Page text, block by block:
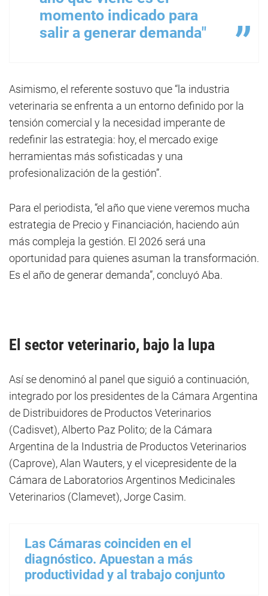
momento indicado para
salir a generar demanda"
Asimismo, el referente sostuvo que “la industria
veterinaria se enfrenta a un entorno definido por la
tensión comercial y la necesidad imperante de
redefinir las estrategia: hoy, el mercado exige
herramientas más sofisticadas y una
profesionalización de la gestión”.
Para el periodista, “el año que viene veremos mucha
estrategia de Precio y Financiación, haciendo aún
más compleja la gestión. El 2026 será una
oportunidad para quienes asuman la transformación.
Es el año de generar demanda”, concluyó Aba.
El sector veterinario, bajo la lupa
Así se denominó al panel que siguió a continuación,
integrado por los presidentes de la Cámara Argentina
de Distribuidores de Productos Veterinarios
(Cadisvet), Alberto Paz Polito; de la Cámara
Argentina de la Industria de Productos Veterinarios
(Caprove), Alan Wauters, y el vicepresidente de la
Cámara de Laboratorios Argentinos Medicinales
Veterinarios (Clamevet), Jorge Casim.
Las Cámaras coinciden en el
diagnóstico. Apuestan a más
productividad y al trabajo conjunto